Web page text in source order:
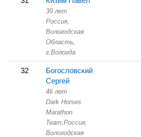
39 лет
Россия,
Вологодская
Область,
г.Вологда
32
Богословский
Сергей
46 лет
Dark Horses
Marathon
Team,Россия,
Вологодская